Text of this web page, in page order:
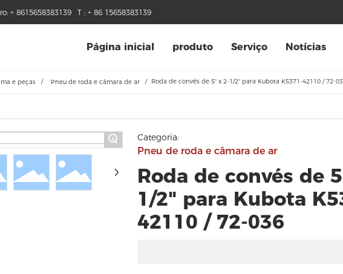
+ 8615658383139 T : + 86 15658383139
Página inicial produto Serviço Notícias
e peças Pneu de roda e câmara de ar Roda de convés de 5" x 2-1/2" para Kubota K5371-42110 / 72-
+ Categoria:
Pneu de roda e câmara de ar
Roda de convés de
1/2" para Kubota
42110 / 72-036